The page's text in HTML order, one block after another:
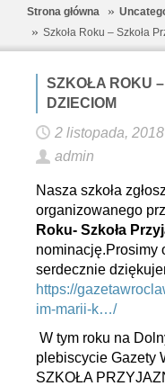
Strona główna
Szkoła Roku – Szkoła
SZKOŁA ROKU
DZIECIOM
2 listopada, 2018
admin
Nasza szkoła
organizowanego
Roku- Szkoła
nominację.Prosimy
serdecznie
https://
im-marii-k…/
W tym roku na
plebiscycie Gazety
SZKOŁA